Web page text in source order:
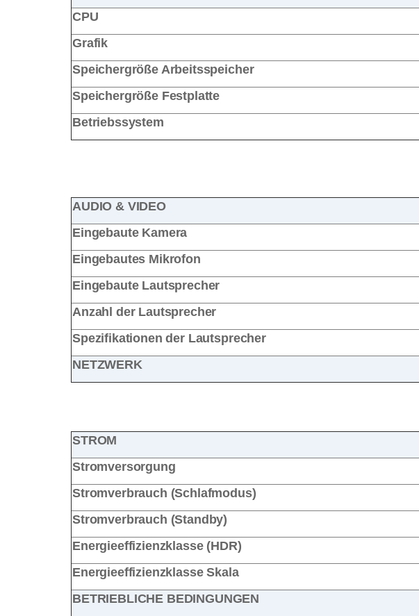
CPU
Grafik
Speichergröße Arbeitsspeicher
Speichergröße Festplatte
Betriebssystem
AUDIO & VIDEO
Eingebaute Kamera
Eingebautes Mikrofon
Eingebaute Lautsprecher
Anzahl der Lautsprecher
Spezifikationen der Lautsprecher
NETZWERK
STROM
Stromversorgung
Stromverbrauch (Schlafmodus)
Stromverbrauch (Standby)
Energieeffizienzklasse (HDR)
Energieeffizienzklasse Skala
BETRIEBLICHE BEDINGUNGEN